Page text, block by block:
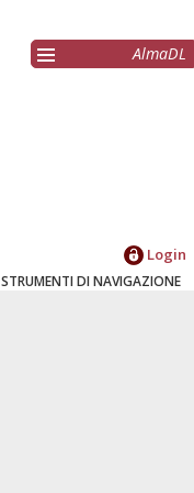
AlmaDL
Login
STRUMENTI DI NAVIGAZIONE